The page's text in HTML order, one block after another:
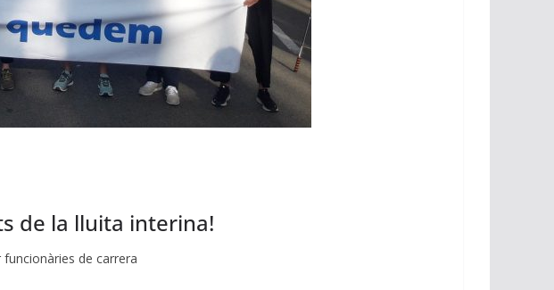
de la lluita interina!
de carrera